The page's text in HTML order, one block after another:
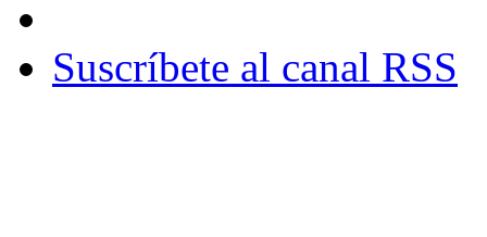
Suscríbete al canal RSS